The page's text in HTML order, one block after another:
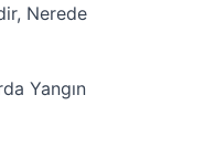
Nerede
Yangın